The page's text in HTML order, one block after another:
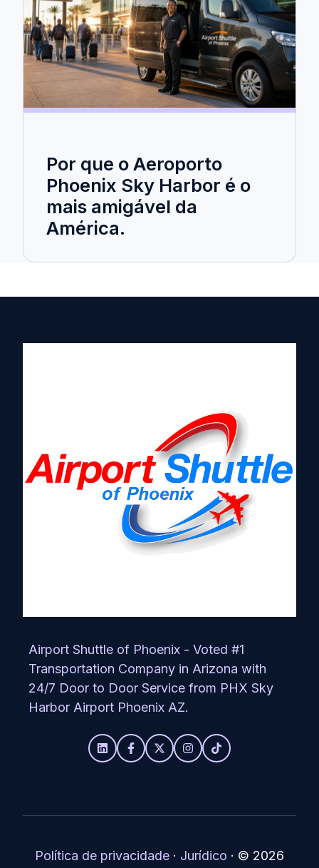
Por que o Aeroporto
Phoenix Sky Harbor é o
mais amigável da
América.
Airport Shuttle of Phoenix - Voted #1
Transportation Company in Arizona with
24/7 Door to Door Service from PHX Sky
Harbor Airport Phoenix AZ.
Política de privacidade · Jurídico · © 2026